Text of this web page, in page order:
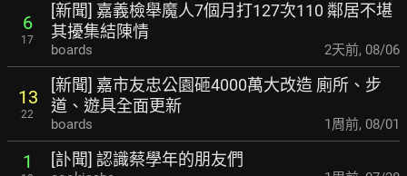
6
17
[新聞] 嘉義檢舉魔人7個月打127次110 鄰居不堪
其擾集結陳情
boards 2天前, 08/06
13
22
[新聞] 嘉市友忠公園砸4000萬大改造 廁所、步
道 、遊具全面更新
boards 1周前, 08/01
1 [訃聞] 認識蔡學年的朋友們